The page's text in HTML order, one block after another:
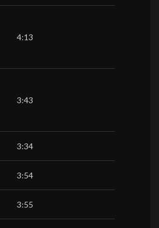
4:13
3:43
3:34
3:54
3:55